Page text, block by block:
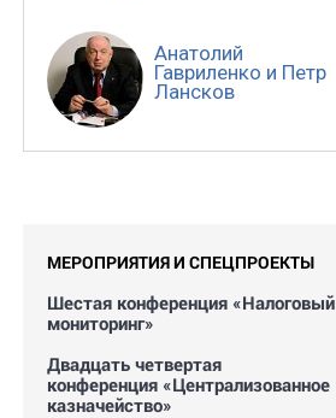
Анатолий
Гавриленко и Петр
Лансков
МЕРОПРИЯТИЯ И СПЕЦПРОЕКТЫ
Шестая конференция «Налоговый
мониторинг»
Двадцать четвертая
конференция «Централизованное
казначейство»